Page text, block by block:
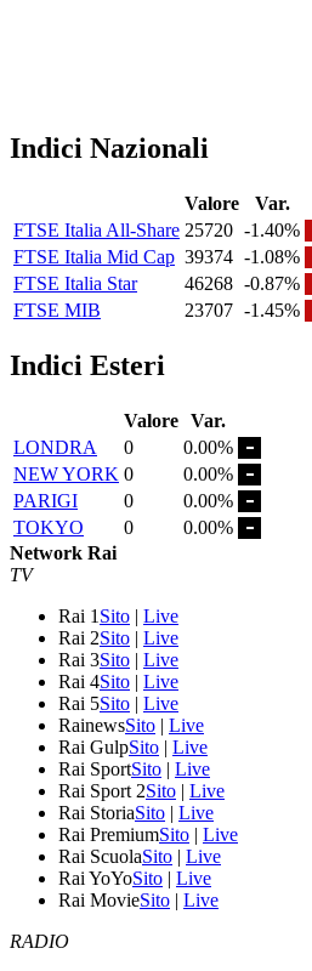
Indici Nazionali
Valore
Var.
FTSE Italia All-Share 25720 -1.40%
FTSE Italia Mid Cap 39374 -1.08%
FTSE Italia Star
46268 -0.87%
FTSE MIB
23707 -1.45%
Indici Esteri
Valore Var.
LONDRA
0
0.00%
NEW YORK 0
0.00%
PARIGI
0
0.00%
TOKYO
0
0.00%
Network Rai
TV
Rai 1 Sito | Live
Rai 2Sito | Live
Rai 3Sito | Live
Rai 4Sito | Live
Rai 5Sito | Live
RainewsSito | Live
Rai GulpSito | Live
Rai SportSito | Live
Rai Sport 2Sito | Live
Rai StoriaSito | Live
Rai PremiumSito | Live
Rai ScuolaSito | Live
Rai YoYoSito | Live
Rai MovieSito | Live
RADIO